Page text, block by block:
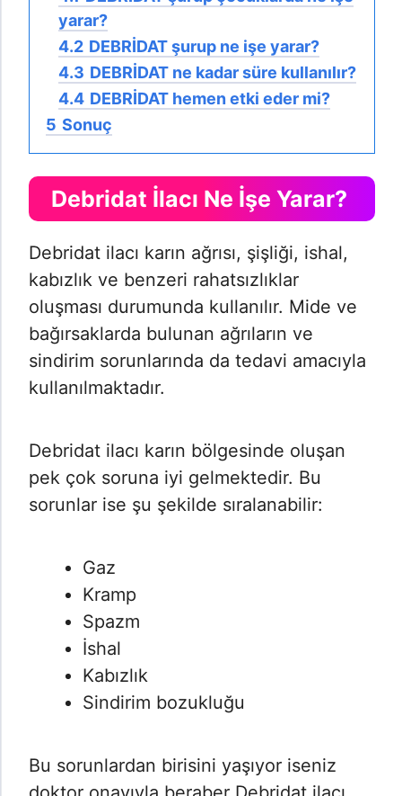
yarar?
4.2 DEBRİDAT şurup ne işe yarar?
4.3 DEBRİDAT ne kadar süre kullanılır?
4.4 DEBRİDAT hemen etki eder mi?
5 Sonuç
Debridat İlacı Ne İşe Yarar?
Debridat ilacı karın ağrısı, şişliği, ishal,
kabızlık ve benzeri rahatsızlıklar
oluşması durumunda kullanılır. Mide ve
bağırsaklarda bulunan ağrıların ve
sindirim sorunlarında da tedavi amacıyla
kullanılmaktadır.
Debridat ilacı karın bölgesinde oluşan
pek çok soruna iyi gelmektedir. Bu
sorunlar ise şu şekilde sıralanabilir:
Gaz
Kramp
Spazm
İshal
Kabızlık
Sindirim bozukluğu
Bu sorunlardan birisini yaşıyor iseniz